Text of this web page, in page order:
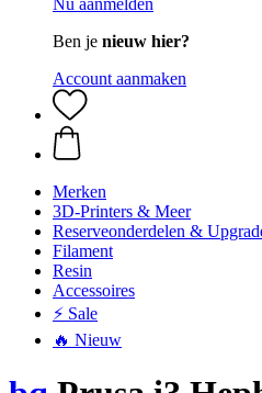
Nu aanmelden
Ben je nieuw hier?
Account aanmaken
Merken
3D-Printers & Meer
Reserveonderdelen &
Filament
Resin
Accessoires
⚡ Sale
🔥 Nieuw